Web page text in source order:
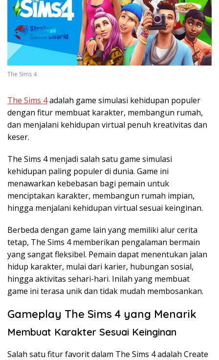
The Sims 4
The Sims 4adalah game simulasi kehidupan populer
dengan fitur membuat karakter, membangun rumah,
dan menjalani kehidupan virtual penuh kreativitas dan
keser.
The Sims 4 menjadi salah satu game simulasi
kehidupan paling populer di dunia. Game ini
menawarkan kebebasan bagi pemain untuk
menciptakan karakter, membangun rumah impian,
hingga menjalani kehidupan virtual sesuai keinginan.
Berbeda dengan game lain yang memiliki alur cerita
tetap, The Sims 4 memberikan pengalaman bermain
yang sangat fleksibel. Pemain dapat menentukan jalan
hidup karakter, mulai dari karier, hubungan sosial,
hingga aktivitas sehari-hari. Inilah yang membuat
game ini terasa unik dan tidak mudah membosankan.
Gameplay The Sims 4 yang Menarik
Membuat Karakter Sesuai Keinginan
Salah satu fitur favorit dalam The Sims 4 adalah Create